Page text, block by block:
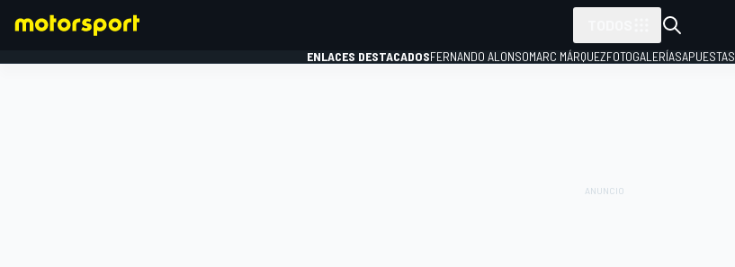
ENLACES DESTACADOSFERNANDO ALONSOMARC MÁRQUEZFOTOGALERÍASAPUESTAS